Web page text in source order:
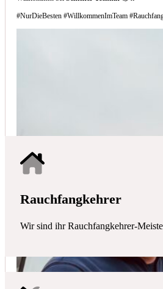
#NurDieBesten #WillkommenImTeam
Rauchfangkehrer
Wir sind ihr Rauchfangkehrer-